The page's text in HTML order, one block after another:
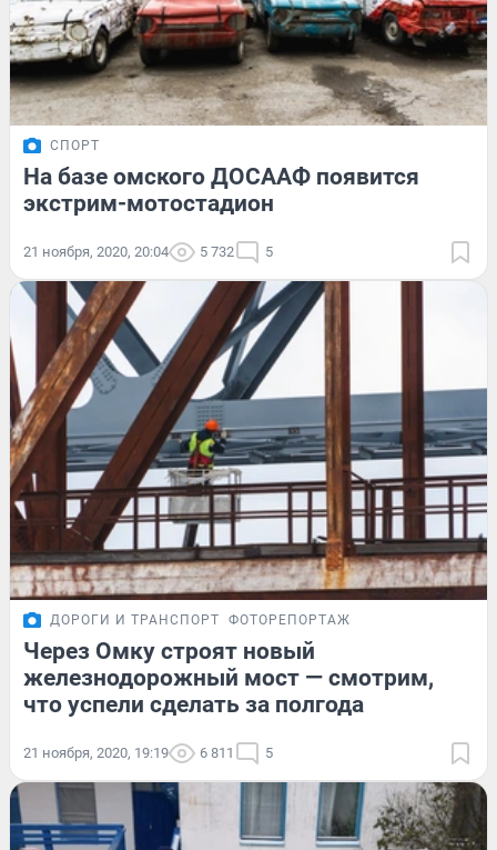
СПОРТ
На базе омского ДОСААФ появится
экстрим-мотостадион
21 ноября, 2020, 20:04 5 732 5
ДОРОГИ И ТРАНСПОРТ ФОТОРЕПОРТАЖ
Через Омку строят новый
железнодорожный мост — смотрим,
что успели сделать за полгода
21 ноября, 2020, 19:19 6 811 5